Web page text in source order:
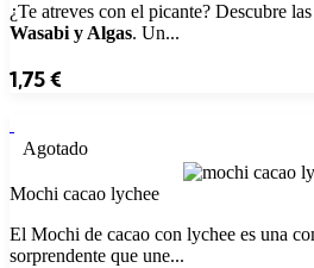
¿Te atreves con el picante? Descubre
Wasabi y Algas. Un...
1,75€
Agotado
Mochi cacao lychee
El Mochi de cacao con lychee es una
sorprendente que une...